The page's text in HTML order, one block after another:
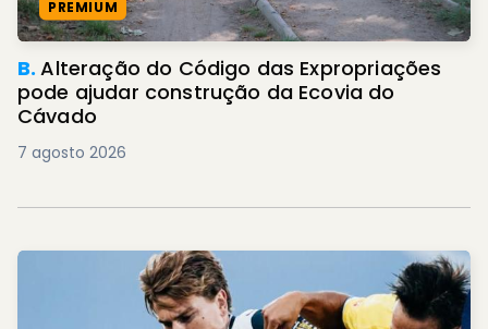
PREMIUM
B.Alteração do Código das Expropriações
pode ajudar construção da Ecovia do
Cávado
7 agosto 2026